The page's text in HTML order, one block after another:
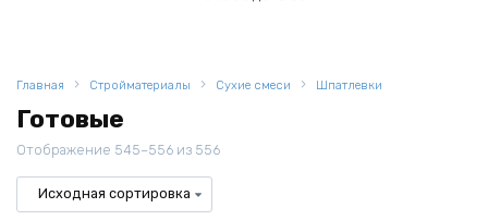
Главная Стройматериалы Сухие смеси Шпатлевки
Готовые
Отображение 545–556 из 556